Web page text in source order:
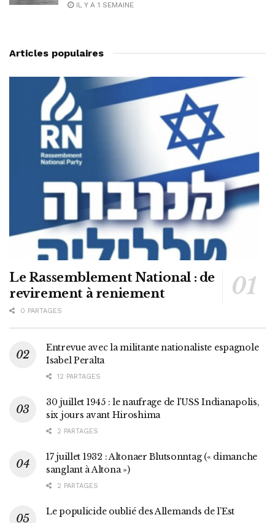
IL Y A 1 SEMAINE
Articles populaires
Le Rassemblement National : de
revirement à reniement
0 PARTAGES
Entrevue avec la militante nationaliste espagnole
Isabel Peralta
12 PARTAGES
30 juillet 1945 : le naufrage de l’USS Indianapolis,
six jours avant Hiroshima
2 PARTAGES
17 juillet 1932 : Altonaer Blutsonntag (« dimanche
sanglant à Altona »)
2 PARTAGES
Le populicide oublié des Allemands de l’Est